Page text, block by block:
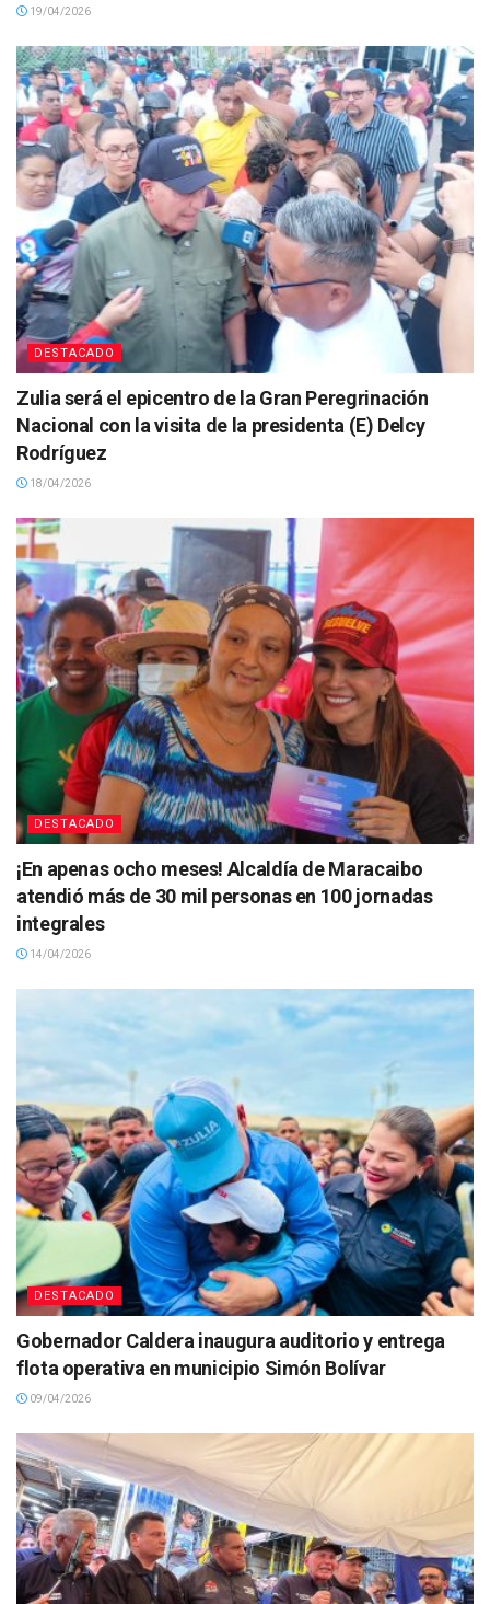
19/04/2026
DESTACADO
Zulia será el epicentro de la Gran Peregrinación
Nacional con la visita de la presidenta (E) Delcy
Rodríguez
18/04/2026
DESTACADO
¡En apenas ocho meses! Alcaldía de Maracaibo
atendió más de 30 mil personas en 100 jornadas
integrales
14/04/2026
DESTACADO
Gobernador Caldera inaugura auditorio y entrega
flota operativa en municipio Simón Bolívar
09/04/2026